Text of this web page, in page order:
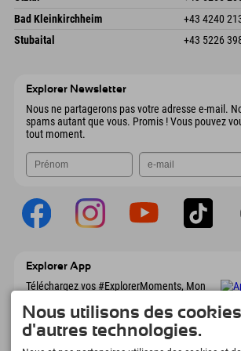
Autriche
Gscheat 14
6441 Umhausen
Autriche
Bad Kleinkirchheim +43 4240
Dorfstraße 24
Stubaital +43 5226
Explorer Newsletter
Nous ne partagerons pas votre adresse e-mail.
spams autant que vous. Promis ! Vous pouvez
tout moment.
Explorer App
Téléchargez vos #ExplorerMoments, Mon
réservations, liste de choses à faire, aperçu
des restaurants et bien plus encore.
Téléchargez-le maintenant !
Nous utilisons des
d'autres technologies.